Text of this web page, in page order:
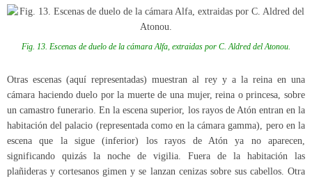
Fig. 13. Escenas de duelo de la cámara Alfa, extraidas por C. Aldred del Atonou.
Otras escenas (aquí representadas) muestran al rey y a la reina en una
cámara haciendo duelo por la muerte de una mujer, reina o princesa, sobre
un camastro funerario. En la escena superior, los rayos de Atón entran en la
habitación del palacio (representada como en la cámara gamma), pero en la
escena que la sigue (inferior) los rayos de Atón ya no aparecen,
significando quizás la noche de vigilia. Fuera de la habitación las
plañideras y cortesanos gimen y se lanzan cenizas sobre sus cabellos. Otra